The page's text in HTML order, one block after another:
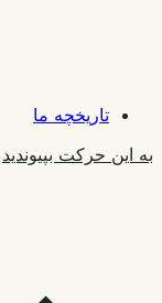
تاریخچه ما
به این حرکت بپیوندید